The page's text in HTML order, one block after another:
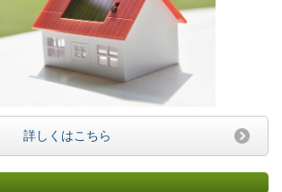
詳しくはこちら